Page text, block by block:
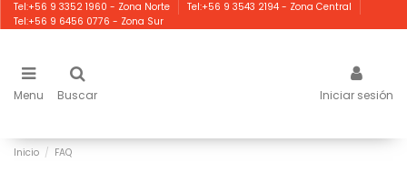
Tel:+56 9 3352 1960 - Zona Norte
Tel:+56 9 3543 2194 - Zona Central
Tel:+56 9 6456 0776 - Zona Sur
Menu Buscar Iniciar sesión
Inicio FAQ